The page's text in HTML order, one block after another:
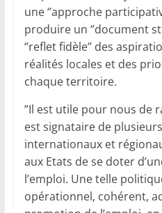
une ‘’approche
produire un ‘’document
‘’reflet fidèle’’ des
réalités locales et des
chaque territoire.
”Il est utile pour nous de
est signataire de
internationaux et
aux Etats de se doter
l’emploi. Une telle
opérationnel, cohérent,